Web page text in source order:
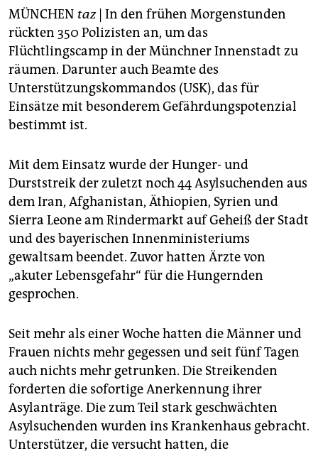
unterstützen
abo
genossenschaft
epaper login
MÜNCHEN taz| In den frühen Morgenstunden
rückten 350 Polizisten an, um das
Flüchtlingscamp in der Münchner Innenstadt zu
räumen. Darunter auch Beamte des
Unterstützungskommandos (USK), das für
Einsätze mit besonderem Gefährdungspotenzial
bestimmt ist.
Mit dem Einsatz wurde der Hunger- und
Durststreik der zuletzt noch 44 Asylsuchenden aus
dem Iran, Afghanistan, Äthiopien, Syrien und
Sierra Leone am Rindermarkt auf Geheiß der Stadt
und des bayerischen Innenministeriums
gewaltsam beendet. Zuvor hatten Ärzte von
„akuter Lebensgefahr“ für die Hungernden
gesprochen.
Seit mehr als einer Woche hatten die Männer und
Frauen nichts mehr gegessen und seit fünf Tagen
auch nichts mehr getrunken. Die Streikenden
forderten die sofortige Anerkennung ihrer
Asylanträge. Die zum Teil stark geschwächten
Asylsuchenden wurden ins Krankenhaus gebracht.
Unterstützer, die versucht hatten, die